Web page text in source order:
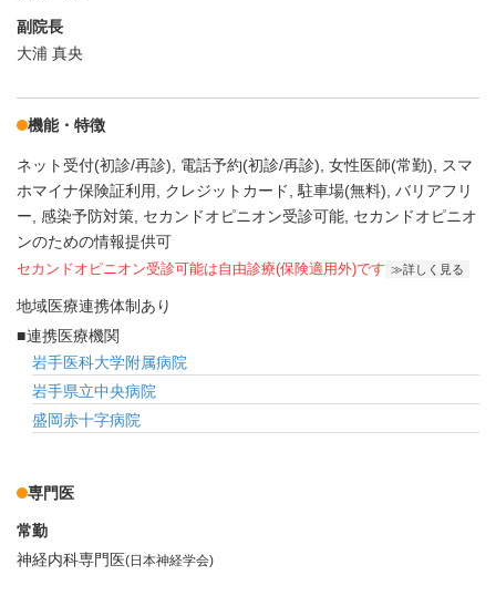
副院長
大浦 真央
機能・特徴
ネット受付(初診/再診) 電話予約(初診/再診) 女性医師(常勤)
スマ
ホマイナ保険証利用
クレジットカード 駐車場(無料) バリアフリ
ー 感染予防対策 セカンドオピニオン受診可能 セカンドオピニオ
ンのための情報提供可
セカンドオピニオン受診可能は自由診療(保険適用外)です 詳しく見る
地域医療連携体制あり
連携医療機関
岩手医科大学附属病院
岩手県立中央病院
盛岡赤十字病院
専門医
常勤
神経内科専門医(日本神経学会)